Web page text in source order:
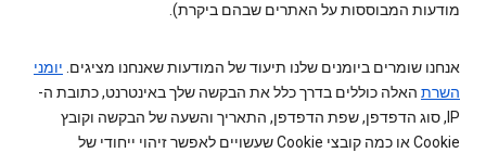
מודעות המבוססות על האתרים שבהם ביקרת).
אנחנו שומרים ביומנים שלנו תיעוד של המודעות שאנחנו מציגים. יומני
השרת האלה כוללים בדרך כלל את הבקשה שלך באינטרנט, כתובת ה-
IP‏, סוג הדפדפן, שפת הדפדפן, התאריך והשעה של הבקשה וקובץ
Cookie או כמה קובצי Cookie שעשויים לאפשר זיהוי ייחודי של